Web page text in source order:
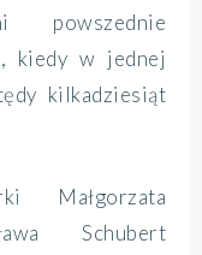
kiedy w jednej
kilkadziesiąt
Małgorzata
Schubert